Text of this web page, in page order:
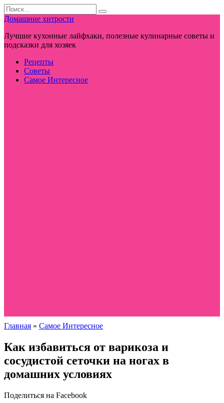
Перейти
к
контенту
Search
for:
Домашние хитрости
Лучшие кухонные лайфхаки, полезные кулинарные советы и
подсказки для хозяек
Рецепты
Советы
Самое Интересное
Главная » Самое Интересное
Как избавиться от варикоза и
сосудистой сеточки на ногах в
домашних условиях
Поделиться на Facebook